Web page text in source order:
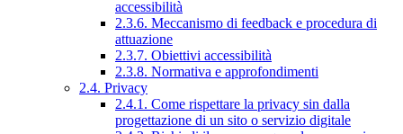
accessibilità
2.3.6. Meccanismo di feedback e procedura di
attuazione
2.3.7. Obiettivi accessibilità
2.3.8. Normativa e approfondimenti
2.4. Privacy
2.4.1. Come rispettare la privacy sin dalla
progettazione di un sito o servizio digitale